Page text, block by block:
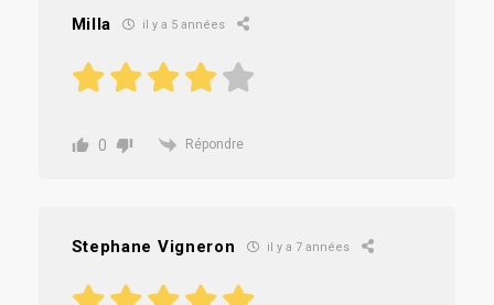
Milla il y a 5 années
0 Répondre
Stephane Vigneron il y a 7 années